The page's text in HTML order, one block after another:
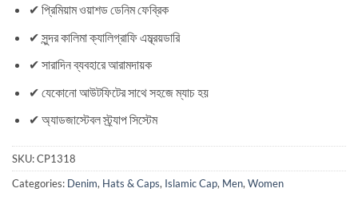
✔ প্রিমিয়াম ওয়াশড ডেনিম ফেব্রিক
✔ সুন্দর কালিমা ক্যালিগ্রাফি এম্ব্রয়ডারি
✔ সারাদিন ব্যবহারে আরামদায়ক
✔ যেকোনো আউটফিটের সাথে সহজে ম্যাচ হয়
✔ অ্যাডজাস্টেবল স্ট্র্যাপ সিস্টেম
SKU:CP1318
Categories: Denim, Hats & Caps, Islamic Cap, Men, Women